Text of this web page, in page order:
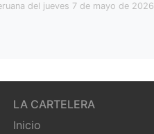
del jueves 7 de mayo de
LA CARTELERA
Inicio